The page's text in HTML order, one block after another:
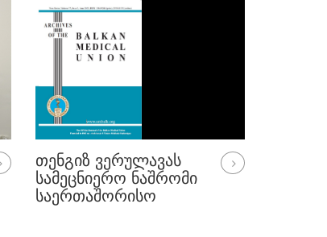
ᲡᲐᲓᲝᲥᲢᲝᲠᲝ
ᲜᲐᲨᲠᲝᲛᲘᲡ ᲓᲐᲪᲕᲐ
ᲗᲔᲜᲒᲘᲖ ᲕᲔᲠᲣᲚᲐᲕᲐᲡ
ᲡᲐᲛᲔᲪᲜᲘᲔᲠᲝ ᲜᲐᲨᲠᲝᲛᲘ
ᲡᲐᲔᲠᲗᲐᲨᲝᲠᲘᲡᲝ